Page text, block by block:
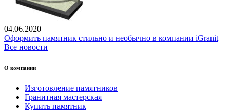
04.06.2020
Оформить памятник стильно и необычно в компании iGranit
Все новости
О компании
Изготовление памятников
Гранитная мастерская
Купить памятник